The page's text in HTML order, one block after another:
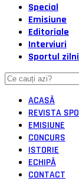
Special
Emisiune
Editoriale
Interviuri
Sportul
ACASĂ
REVISTA
EMISIUNE
CONCURS
ISTORIE
ECHIPĂ
CONTACT